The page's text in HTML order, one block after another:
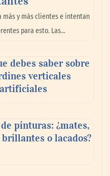
ante notario
para la
40 horas? Guía
más y más clientes e intentan
para esto. Las…
debes saber sobre
verticales
artificiales
pinturas: ¿mates,
o lacados?